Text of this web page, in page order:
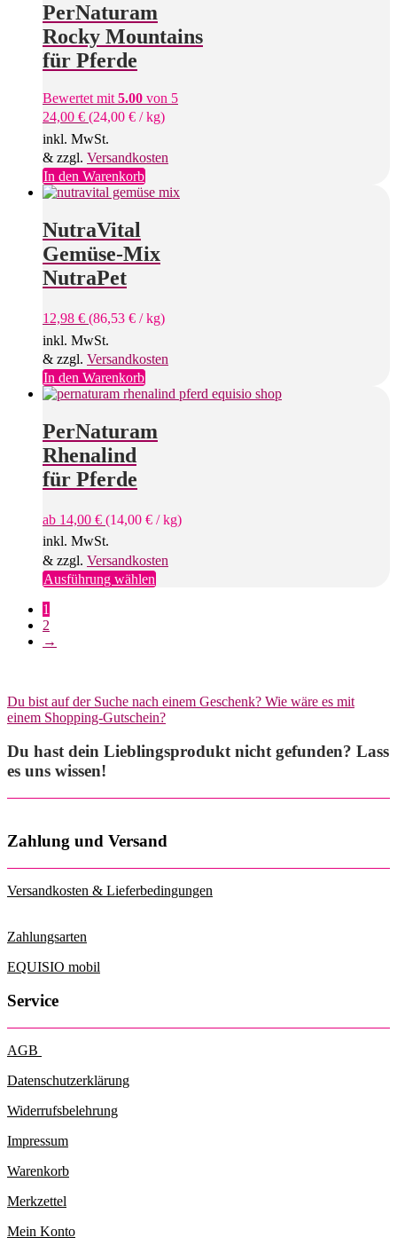
PerNaturam
Rocky Mountains
für Pferde
Bewertet mit 5.00 von 5
24,00 € (24,00 € /kg)
inkl. MwSt.
& zzgl. Versandkosten
In den Warenkorb
NutraVital
Gemüse-Mix
NutraPet
12,98 € (86,53 € /kg)
inkl. MwSt.
& zzgl. Versandkosten
In den Warenkorb
PerNaturam
Rhenalind
für Pferde
ab 14,00 € (14,00 € /kg)
inkl. MwSt.
& zzgl. Versandkosten
Ausführung wählenDieses
können
auf
Produktseite
1
2
→
Du bist auf der Suche nach einem Geschenk? Wie wäre es mit
einem Shopping-Gutschein?
Du hast dein Lieblingsprodukt nicht gefunden? Lass
es uns wissen!
Zahlung und Versand
Versandkosten & Lieferbedingungen
Zahlungsarten
EQUISIO mobil
Service
AGB
Datenschutzerklärung
Widerrufsbelehrung
Impressum
Warenkorb
Merkzettel
Mein Konto